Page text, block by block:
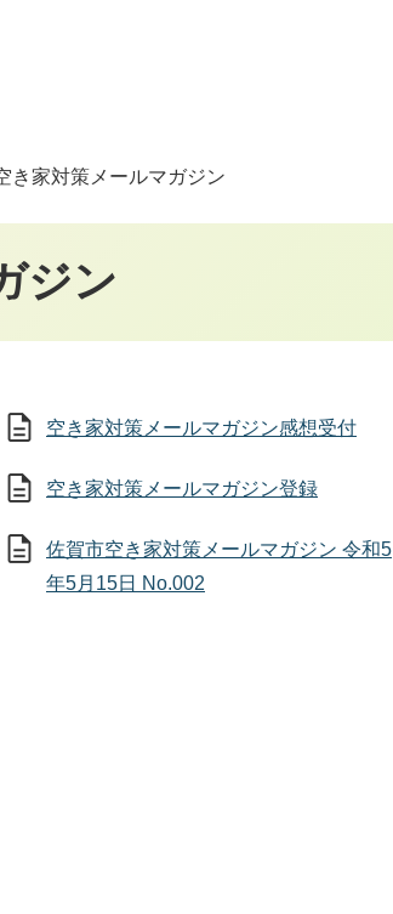
き家対策メールマガジン
ジン
空き家対策メールマガジン感想受付
空き家対策メールマガジン登録
佐賀市空き家対策メールマガジン 令和5
年5月15日 No.002